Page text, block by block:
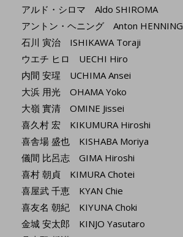
アルド・シロマ Aldo SHIROMA
アントン・ヘニング Anton HENNING
石川 寅治 ISHIKAWA Toraji
ウエチ ヒロ UECHI Hiro
内間 安瑆 UCHIMA Ansei
大浜 用光 OHAMA Yoko
大嶺 實清 OMINE Jissei
喜久村 宏 KIKUMURA Hiroshi
喜舎場 盛也 KISHABA Moriya
儀間 比呂志 GIMA Hiroshi
喜村 朝貞 KIMURA Chotei
喜屋武 千恵 KYAN Chie
喜友名 朝紀 KIYUNA Choki
金城 安太郎 KINJO Yasutaro